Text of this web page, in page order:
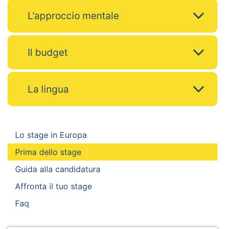
Lo stage in Europa
Prima dello stage
Guida alla candidatura
Affronta il tuo stage
Faq
L’approccio mentale
Il budget
La lingua